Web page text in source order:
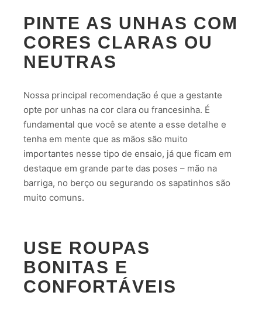
PINTE AS UNHAS COM
CORES CLARAS OU
NEUTRAS
Nossa principal recomendação é que a gestante
opte por unhas na cor clara ou francesinha. É
fundamental que você se atente a esse detalhe e
tenha em mente que as mãos são muito
importantes nesse tipo de ensaio, já que ficam em
destaque em grande parte das poses – mão na
barriga, no berço ou segurando os sapatinhos são
muito comuns.
USE ROUPAS
BONITAS E
CONFORTÁVEIS